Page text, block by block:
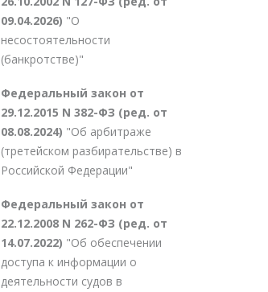
09.04.2026) "О
несостоятельности
(банкротстве)"
Федеральный закон от
29.12.2015 N 382-ФЗ (ред. от
08.08.2024) "Об арбитраже
(третейском разбирательстве) в
Российской Федерации"
Федеральный закон от
22.12.2008 N 262-ФЗ (ред. от
14.07.2022) "Об обеспечении
доступа к информации о
деятельности судов в